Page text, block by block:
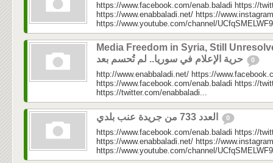
https://www.facebook.com/enab.baladi https://
https://www.enabbaladi.net/ https://
https://www.youtube.com/channel/
Media Freedom in Syria, Still
0
http://www.enabbaladi.net/ https://
https://www.facebook.com/enab.baladi https://
https://twitter.com/enabbaladi...
0
https://www.facebook.com/enab.baladi https://
https://www.enabbaladi.net/ https://
https://www.youtube.com/channel/